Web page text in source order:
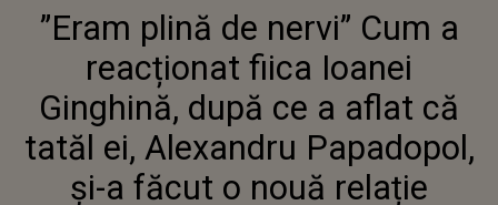
REACȚIONAT FIICA IOANEI
GINGHINĂ, DUPĂ CE A AFLAT
CĂ TATĂL EI, ALEXANDRU
PAPADOPOL, ȘI-A FĂCUT O
NOUĂ RELAȚIE
”Eram plină de nervi” Cum a
reacționat fiica Ioanei
Ginghină, după ce a aflat că
tatăl ei, Alexandru Papadopol,
și-a făcut o nouă relație